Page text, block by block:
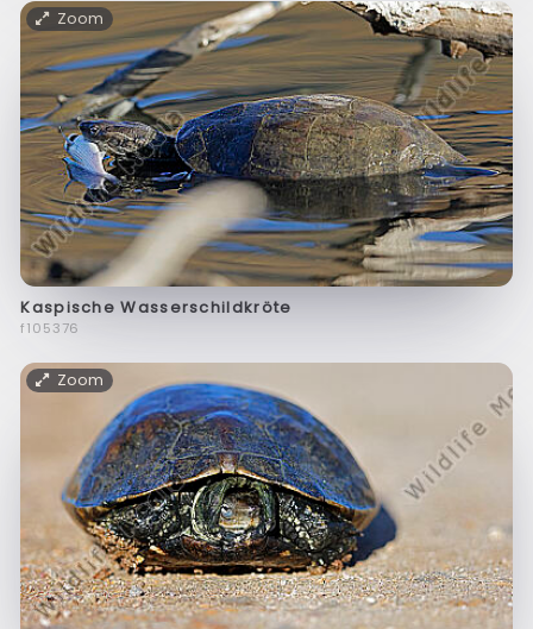
Zoom
Kaspische Wasserschildkröte
f105376
Zoom